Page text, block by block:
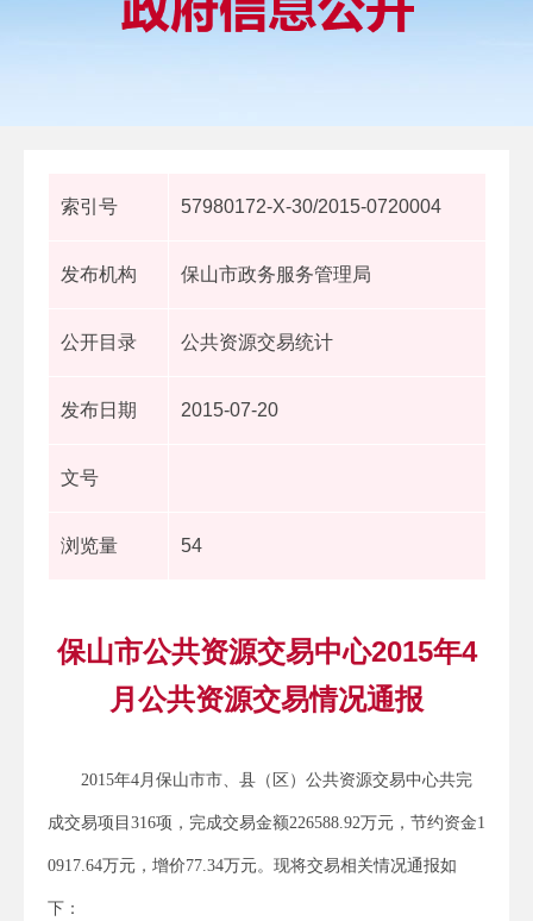
索引号 57980172-X-30/2015-0720004
发布机构 保山市政务服务管理局
公开目录 公共资源交易统计
发布日期 2015-07-20
文号
浏览量 54
保山市公共资源交易中心2015年4
月公共资源交易情况通报
2015年4月保山市市、县（区）公共资源交易中心共完
成交易项目316项，完成交易金额226588.92万元，节约资金1
0917.64万元，增价77.34万元。现将交易相关情况通报如
下：